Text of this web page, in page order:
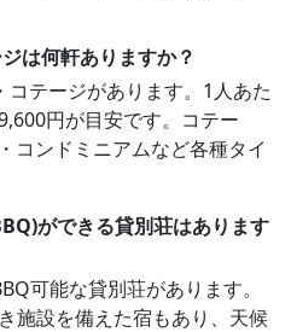
は何軒ありますか？
テージがあります。1人あた
円が目安です。コテー
コンドミニアムなど各種タイ
ができる貸別荘はあります
可能な貸別荘があります。
施設を備えた宿もあり、天候